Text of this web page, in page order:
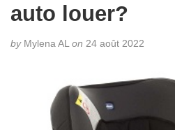
auto louer?
byMylena AL on 24 août 2022